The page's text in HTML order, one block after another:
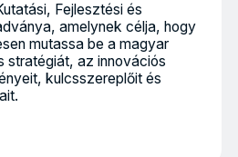
Fejlesztési és
amelynek célja, hogy
mutassa be a magyar
stratégiát, az innovációs
kulcsszereplőit és